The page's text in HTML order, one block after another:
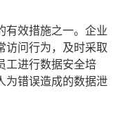
有效措施之一。企业
访问行为，及时采取
工进行数据安全培
为错误造成的数据泄